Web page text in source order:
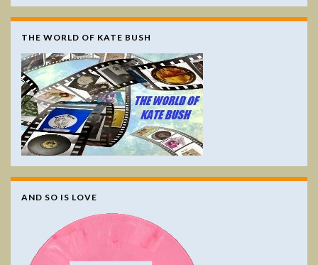
THE WORLD OF KATE BUSH
AND SO IS LOVE